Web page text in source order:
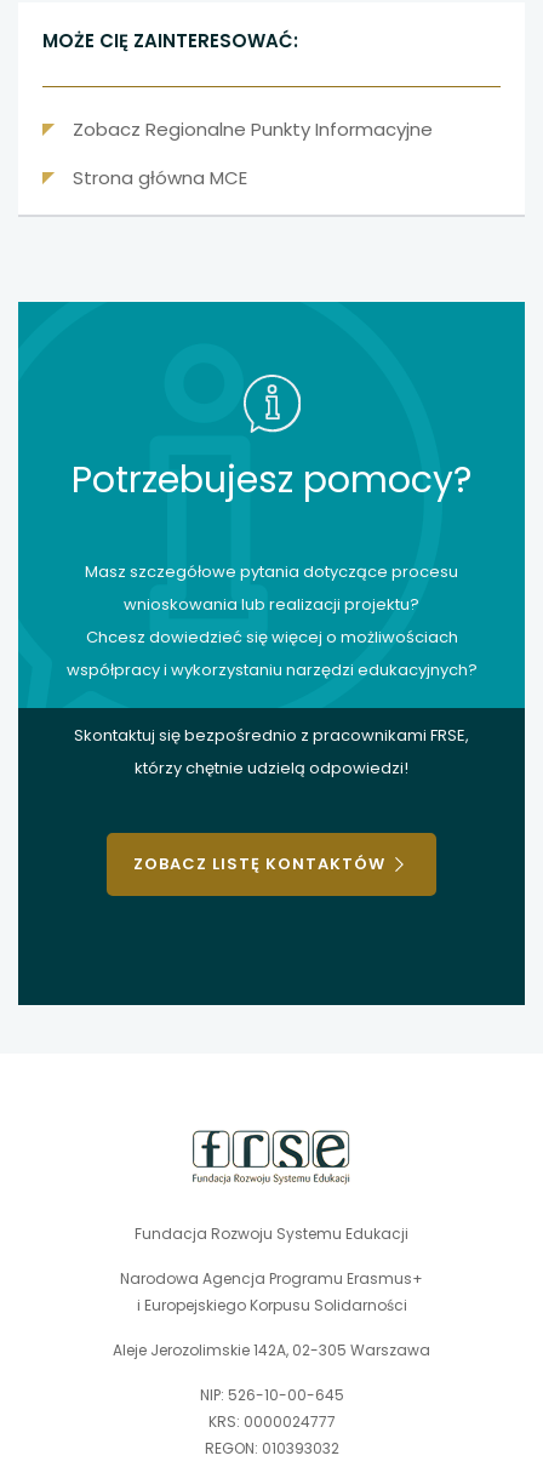
MOŻE CIĘ ZAINTERESOWAĆ:
Zobacz Regionalne Punkty Informacyjne
Strona główna MCE
Potrzebujesz pomocy?
Masz szczegółowe pytania dotyczące procesu
wnioskowania lub realizacji projektu?
Chcesz dowiedzieć się więcej o możliwościach
współpracy i wykorzystaniu narzędzi edukacyjnych?
Skontaktuj się bezpośrednio z pracownikami FRSE,
którzy chętnie udzielą odpowiedzi!
ZOBACZ LISTĘ KONTAKTÓW
Fundacja Rozwoju Systemu Edukacji
Narodowa Agencja Programu Erasmus+
i Europejskiego Korpusu Solidarności
Aleje Jerozolimskie 142A, 02-305 Warszawa
NIP: 526-10-00-645
KRS: 0000024777
REGON: 010393032